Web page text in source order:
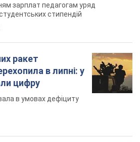
зарплат педагогам уряд
стипендій
ракет
в липні: у
цифру
в умовах дефіциту